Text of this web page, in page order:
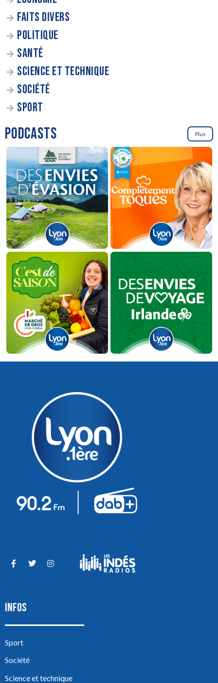
FAITS DIVERS
POLITIQUE
SANTÉ
SCIENCE ET TECHNIQUE
SOCIÉTÉ
SPORT
PODCASTS Plus
INFOS
Sport
Société
Science et technique